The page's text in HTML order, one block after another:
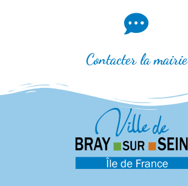
Contacter la mairie